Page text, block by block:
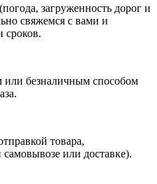
загруженность дорог и
свяжемся с вами и
сроков.
безналичным способом
товара,
или доставке).